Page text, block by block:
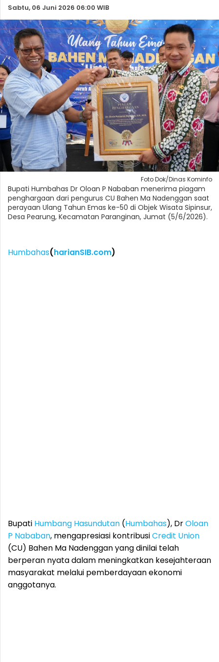
Sabtu, 06 Juni 2026 06:00 WIB
Foto Dok/Dinas Kominfo
Bupati Humbahas Dr Oloan P Nababan menerima piagam
penghargaan dari pengurus CU Bahen Ma Nadenggan saat
perayaan Ulang Tahun Emas ke-50 di Objek Wisata Sipinsur,
Desa Pearung, Kecamatan Paranginan, Jumat (5/6/2026).
Humbahas(harianSIB.com)
Bupati Humbang Hasundutan (Humbahas), DrOloan
P Nababan, mengapresiasi kontribusiCredit Union
(CU) Bahen Ma Nadenggan yang dinilai telah
berperan nyata dalam meningkatkan kesejahteraan
masyarakat melalui pemberdayaan ekonomi
anggotanya.